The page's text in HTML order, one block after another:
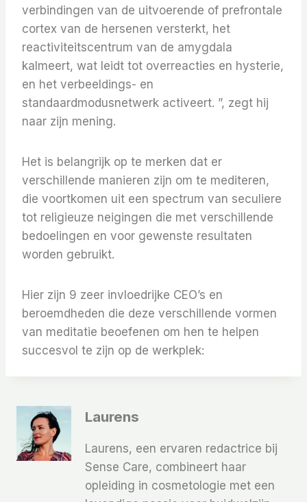
verbindingen van de uitvoerende of prefrontale
cortex van de hersenen versterkt, het
reactiviteitscentrum van de amygdala
kalmeert, wat leidt tot overreacties en hysterie,
en het verbeeldings- en
standaardmodusnetwerk activeert. ”, zegt hij
naar zijn mening.
Het is belangrijk op te merken dat er
verschillende manieren zijn om te mediteren,
die voortkomen uit een spectrum van seculiere
tot religieuze neigingen die met verschillende
bedoelingen en voor gewenste resultaten
worden gebruikt.
Hier zijn 9 zeer invloedrijke CEO’s en
beroemdheden die deze verschillende vormen
van meditatie beoefenen om hen te helpen
succesvol te zijn op de werkplek:
Laurens
Laurens, een ervaren redactrice bij
Sense Care, combineert haar
opleiding in cosmetologie met een